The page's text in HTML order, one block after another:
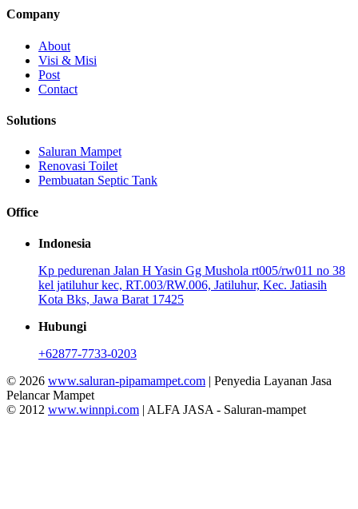
Company
About
Visi & Misi
Post
Contact
Solutions
Saluran Mampet
Renovasi Toilet
Pembuatan Septic Tank
Office
Indonesia
Kp pedurenan Jalan H Yasin Gg Mushola rt005/rw011 no 38
kel jatiluhur kec, RT.003/RW.006, Jatiluhur, Kec. Jatiasih
Kota Bks, Jawa Barat 17425
Hubungi
+62877-7733-0203
© 2026 www.saluran-pipamampet.com | Penyedia Layanan Jasa
Pelancar Mampet
© 2012 www.winnpi.com | ALFA JASA - Saluran-mampet